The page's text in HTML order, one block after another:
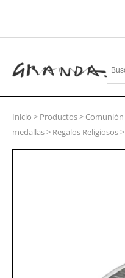
Inicio > Productos> Comunión
medallas> Regalos Religiosos>